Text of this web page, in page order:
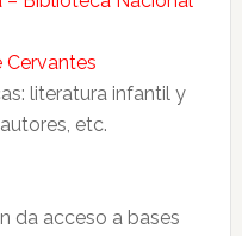
Cervantes
literatura infantil y
etc.
da acceso a bases